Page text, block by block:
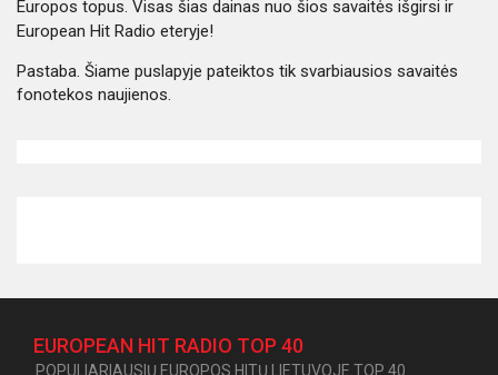
Europos topus. Visas šias dainas nuo šios savaitės išgirsi ir
European Hit Radio eteryje!
Pastaba. Šiame puslapyje pateiktos tik svarbiausios savaitės
fonotekos naujienos.
EUROPEAN HIT RADIO TOP 40
POPULIARIAUSIŲ EUROPOS HITŲ LIETUVOJE TOP 40.